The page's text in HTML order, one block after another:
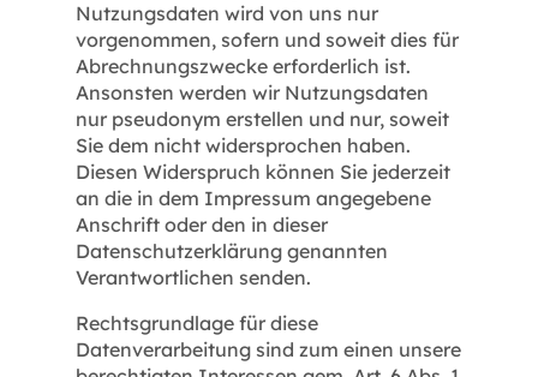
Nutzungsdaten wird von uns nur
vorgenommen, sofern und soweit dies für
Abrechnungszwecke erforderlich ist.
Ansonsten werden wir Nutzungsdaten
nur pseudonym erstellen und nur, soweit
Sie dem nicht widersprochen haben.
Diesen Widerspruch können Sie jederzeit
an die in dem Impressum angegebene
Anschrift oder den in dieser
Datenschutzerklärung genannten
Verantwortlichen senden.
Rechtsgrundlage für diese
Datenverarbeitung sind zum einen unsere